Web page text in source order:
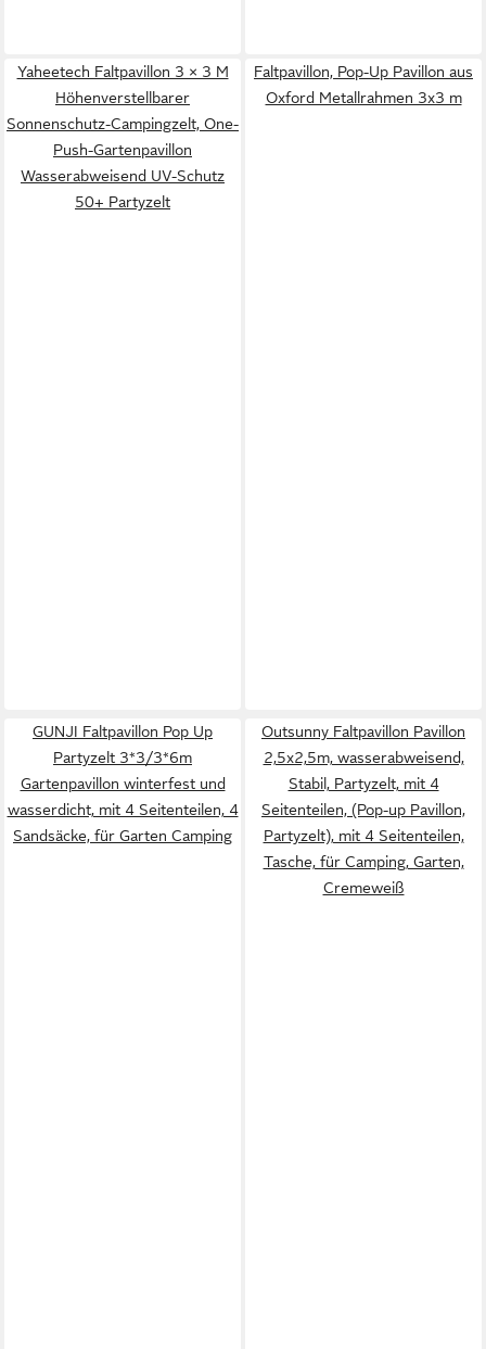
Yaheetech Faltpavillon 3 × 3 M
Höhenverstellbarer
Sonnenschutz-Campingzelt, One-
Push-Gartenpavillon
Wasserabweisend UV-Schutz
50+ Partyzelt
Faltpavillon, Pop-Up Pavillon aus
Oxford Metallrahmen 3x3 m
GUNJI Faltpavillon Pop Up
Partyzelt 3*3/3*6m
Gartenpavillon winterfest und
wasserdicht, mit 4 Seitenteilen, 4
Sandsäcke, für Garten Camping
Outsunny Faltpavillon Pavillon
2,5x2,5m, wasserabweisend,
Stabil, Partyzelt, mit 4
Seitenteilen, (Pop-up Pavillon,
Partyzelt), mit 4 Seitenteilen,
Tasche, für Camping, Garten,
Cremeweiß